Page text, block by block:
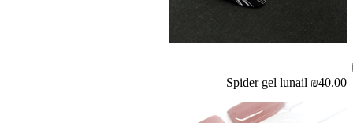
Spider gel lunail ₪40.00